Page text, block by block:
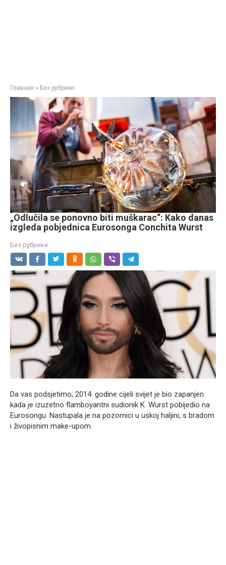
Главная » Без рубрики
„Odlučila se ponovno biti muškarac“: Kako danas
izgleda pobjednica Eurosonga Conchita Wurst
Без рубрики
Da vas podsjetimo, 2014. godine cijeli svijet je bio zapanjen
kada je izuzetno flamboyantni sudionik K. Wurst pobijedio na
Eurosongu. Nastupala je na pozornici u uskoj haljini, s bradom
i živopisnim make-upom.